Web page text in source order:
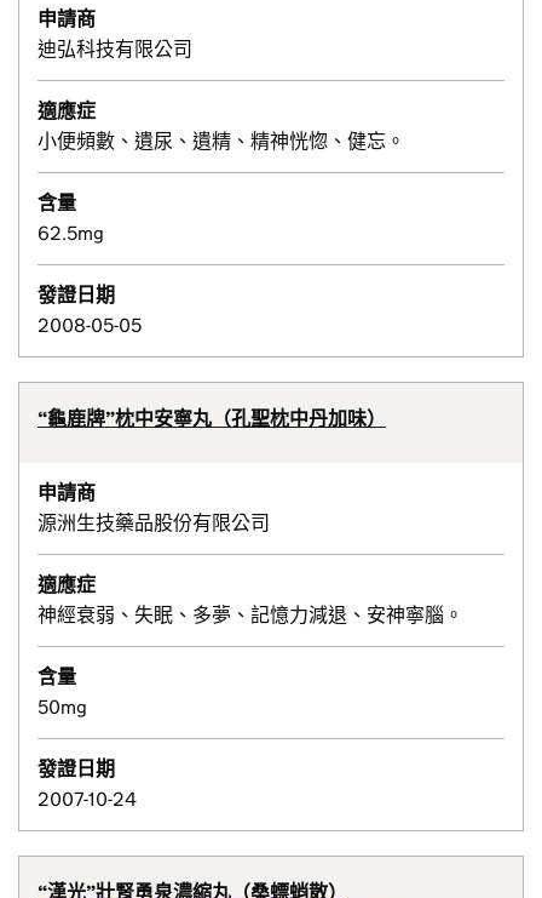
申請商
迪弘科技有限公司
適應症
小便頻數、遺尿、遺精、精神恍惚、健忘。
含量
62.5mg
發證日期
2008-05-05
“龜鹿牌”枕中安寧丸（孔聖枕中丹加味）
申請商
源洲生技藥品股份有限公司
適應症
神經衰弱、失眠、多夢、記憶力減退、安神寧腦。
含量
50mg
發證日期
2007-10-24
“漢光”壯腎勇泉濃縮丸（桑螵蛸散）